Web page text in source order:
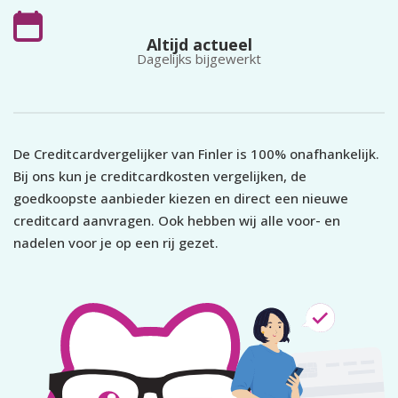
Altijd actueel
Dagelijks bijgewerkt
De Creditcardvergelijker van Finler is 100% onafhankelijk.
Bij ons kun je creditcardkosten vergelijken, de
goedkoopste aanbieder kiezen en direct een nieuwe
creditcard aanvragen. Ook hebben wij alle voor- en
nadelen voor je op een rij gezet.